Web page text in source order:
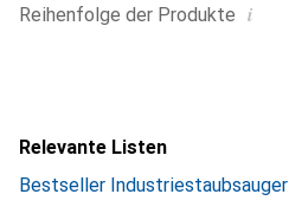
Reihenfolge der Produkte i
Relevante Listen
Bestseller Industriestaubsauger